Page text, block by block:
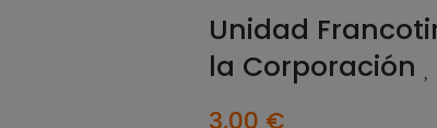
Unidad
la Corporación
3,00 €